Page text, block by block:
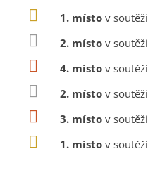
1. místo v soutěži
2. místo v soutěži
4. místo v soutěži
2. místo v soutěži
3. místo v soutěži
1. místo v soutěži